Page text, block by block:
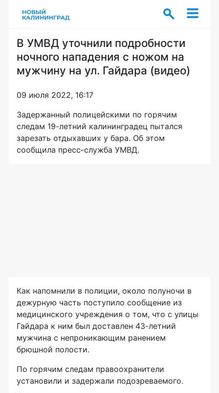
В УМВД уточнили подробности
ночного нападения с ножом на
мужчину на ул. Гайдара (видео)
09 июля 2022, 16:17
Задержанный полицейскими по горячим
следам 19-летний калининградец пытался
зарезать отдыхавших у бара. Об этом
сообщила пресс-служба УМВД.
Как напомнили в полиции, около полуночи в
дежурную часть поступило сообщение из
медицинского учреждения о том, что с улицы
Гайдара к ним был доставлен 43-летний
мужчина с непроникающим ранением
брюшной полости.
По горячим следам правоохранители
установили и задержали подозреваемого.